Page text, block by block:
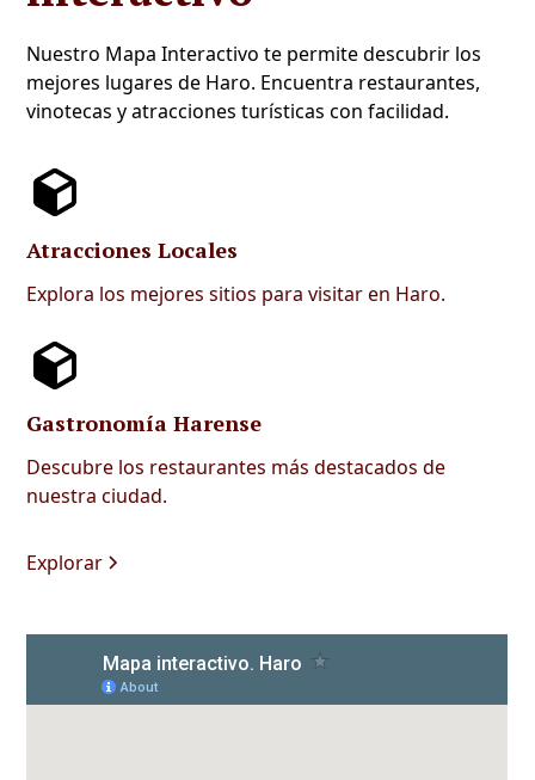
Nuestro Mapa Interactivo te permite descubrir los
mejores lugares de Haro. Encuentra restaurantes,
vinotecas y atracciones turísticas con facilidad.
Atracciones Locales
Explora los mejores sitios para visitar en Haro.
Gastronomía Harense
Descubre los restaurantes más destacados de
nuestra ciudad.
Explorar